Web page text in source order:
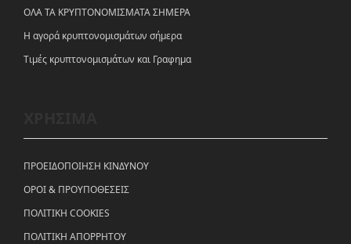
ΟΛΑ ΤΑ ΚΡΥΠΤΟΝΟΜΙΣΜΑΤΑ ΣΗΜΕΡΑ
Η αγορά κρυπτονομισμάτων σήμερα
Tιμές κρυπτονομισμάτων και Γραφημα
ΠΡΟΕΙΔΟΠΟΙΗΣΗ ΚΙΝΔΥΝΟΥ
ΟΡΟΙ & ΠΡΟΥΠΟΘΕΣΕΙΣ
ΠΟΛΙΤΙΚΗ COOKIES
ΠΟΛΙΤΙΚΗ ΑΠΟΡΡΗΤΟΥ